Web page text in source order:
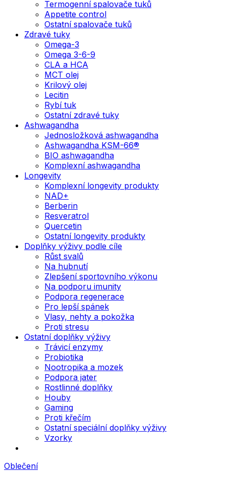
Termogenní spalovače tuků
Appetite control
Ostatní spalovače tuků
Zdravé tuky
Omega-3
Omega 3-6-9
CLA a HCA
MCT olej
Krilový olej
Lecitin
Rybí tuk
Ostatní zdravé tuky
Ashwagandha
Jednosložková ashwagandha
Ashwagandha KSM-66®
BIO ashwagandha
Komplexní ashwagandha
Longevity
Komplexní longevity produkty
NAD+
Berberin
Resveratrol
Quercetin
Ostatní longevity produkty
Doplňky výživy podle cíle
Růst svalů
Na hubnutí
Zlepšení sportovního výkonu
Na podporu imunity
Podpora regenerace
Pro lepší spánek
Vlasy, nehty a pokožka
Proti stresu
Ostatní doplňky výživy
Trávicí enzymy
Probiotika
Nootropika a mozek
Podpora jater
Rostlinné doplňky
Houby
Gaming
Proti křečím
Ostatní speciální doplňky výživy
Vzorky
Oblečení